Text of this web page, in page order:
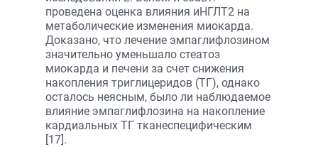
проведена оценка влияния иНГЛТ2 на
метаболические изменения миокарда.
Доказано, что лечение эмпаглифлозином
значительно уменьшало стеатоз
миокарда и печени за счет снижения
накопления триглицеридов (ТГ), однако
осталось неясным, было ли наблюдаемое
влияние эмпаглифлозина на накопление
кардиальных ТГ тканеспецифическим
[17].